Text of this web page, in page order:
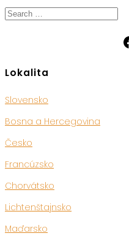
Search
Lokalita
Slovensko
Bosna a Hercegovina
Česko
Francúzsko
Chorvátsko
Lichtenštajnsko
Maďarsko